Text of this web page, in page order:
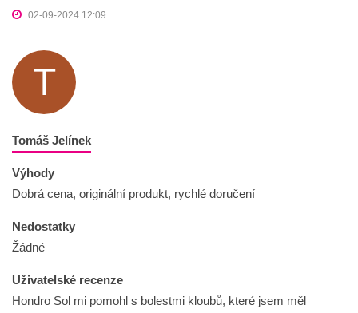
02-09-2024 12:09
T
Tomáš Jelínek
Výhody
Dobrá cena, originální produkt, rychlé doručení
Nedostatky
Žádné
Uživatelské recenze
Hondro Sol mi pomohl s bolestmi kloubů, které jsem měl